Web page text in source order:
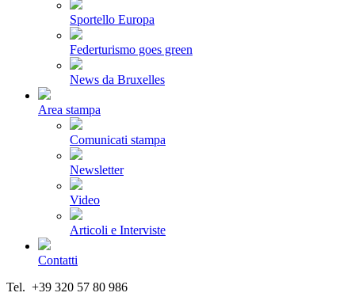
Sportello Europa
Federturismo goes green
News da Bruxelles
Area stampa
Comunicati stampa
Newsletter
Video
Articoli e Interviste
Contatti
Tel. +39 320 57 80 986